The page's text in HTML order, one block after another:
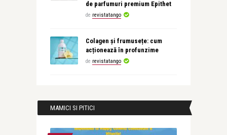
de parfumuri premium Epithet
de revistatango
Colagen și frumusețe: cum
acționează în profunzime
de revistatango
MAMICI SI PITICI